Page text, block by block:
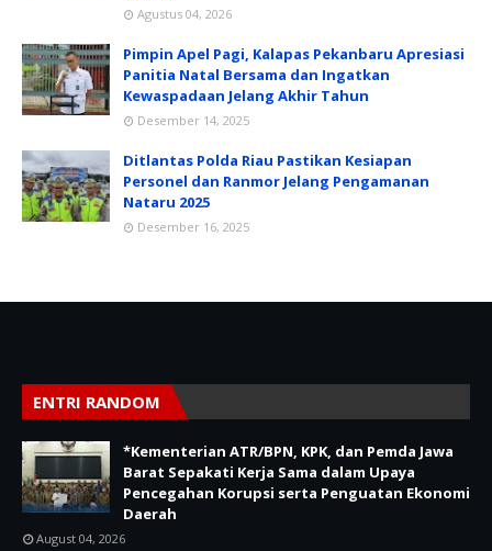
Agustus 04, 2026
Pimpin Apel Pagi, Kalapas Pekanbaru Apresiasi
Panitia Natal Bersama dan Ingatkan
Kewaspadaan Jelang Akhir Tahun
Desember 14, 2025
Ditlantas Polda Riau Pastikan Kesiapan
Personel dan Ranmor Jelang Pengamanan
Nataru 2025
Desember 16, 2025
ENTRI RANDOM
*Kementerian ATR/BPN, KPK, dan Pemda Jawa
Barat Sepakati Kerja Sama dalam Upaya
Pencegahan Korupsi serta Penguatan Ekonomi
Daerah
August 04, 2026